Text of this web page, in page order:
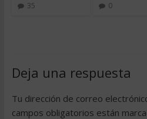
35
0
Deja una respuesta
Tu dirección de correo
campos obligatorios están